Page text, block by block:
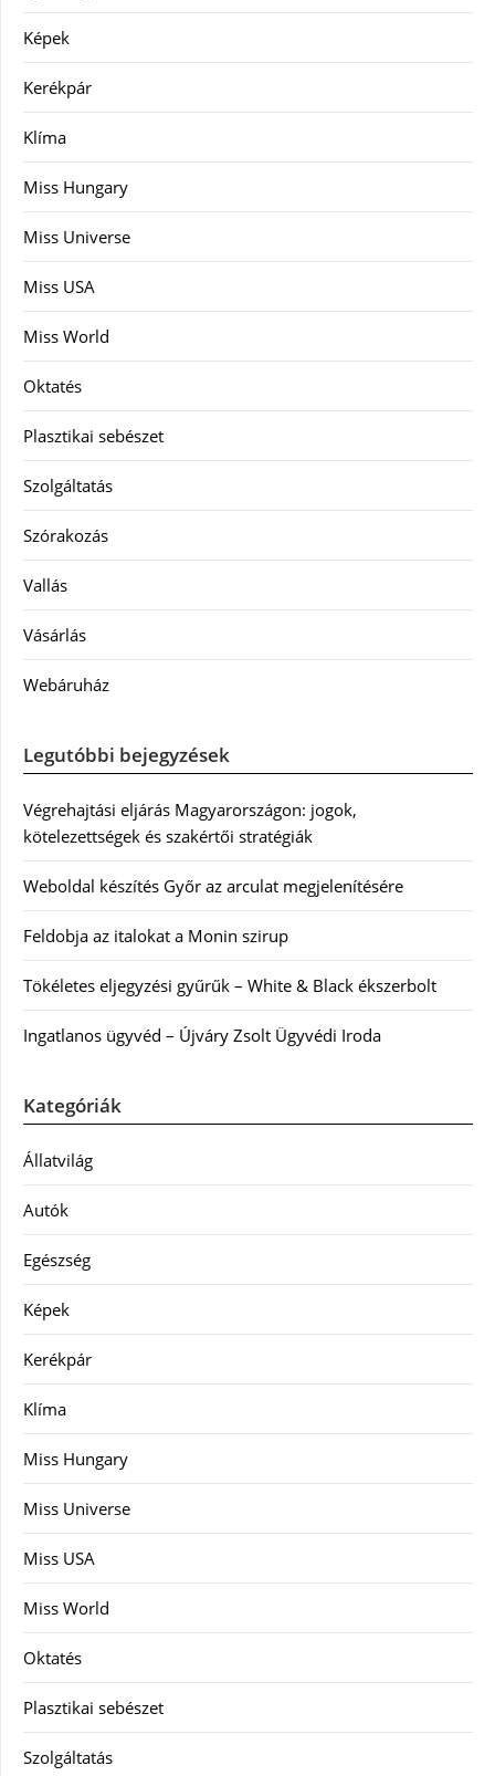
Képek
Kerékpár
Klíma
Miss Hungary
Miss Universe
Miss USA
Miss World
Oktatés
Plasztikai sebészet
Szolgáltatás
Szórakozás
Vallás
Vásárlás
Webáruház
Legutóbbi bejegyzések
Végrehajtási eljárás Magyarországon: jogok,
kötelezettségek és szakértői stratégiák
Weboldal készítés Győr az arculat megjelenítésére
Feldobja az italokat a Monin szirup
Tökéletes eljegyzési gyűrűk – White & Black ékszerbolt
Ingatlanos ügyvéd – Újváry Zsolt Ügyvédi Iroda
Kategóriák
Állatvilág
Autók
Egészség
Képek
Kerékpár
Klíma
Miss Hungary
Miss Universe
Miss USA
Miss World
Oktatés
Plasztikai sebészet
Szolgáltatás